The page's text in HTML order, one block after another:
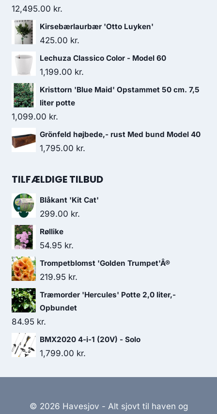
12,495.00 kr.
Kirsebærlaurbær 'Otto Luyken'
425.00 kr.
Lechuza Classico Color - Model 60
1,199.00 kr.
Kristtorn 'Blue Maid' Opstammet 50 cm. 7,5
liter potte
1,099.00 kr.
Grönfeld højbede,- rust Med bund Model 40
1,795.00 kr.
TILFÆLDIGE TILBUD
Blåkant 'Kit Cat'
299.00 kr.
Røllike
54.95 kr.
Trompetblomst 'Golden Trumpet'Â®
219.95 kr.
Træmorder 'Hercules' Potte 2,0 liter,-
Opbundet
84.95 kr.
BMX2020 4-i-1 (20V) - Solo
1,799.00 kr.
© 2026 Havesjov - Alt sjovt til haven og